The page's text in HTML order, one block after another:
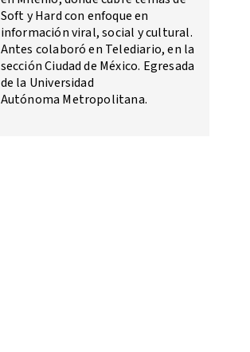
Soft y Hard con enfoque en
información viral, social y cultural.
Antes colaboró en Telediario, en la
sección Ciudad de México. Egresada
de la Universidad
Autónoma Metropolitana.